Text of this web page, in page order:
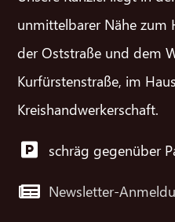
unmittelbarer Nähe zum
der Oststraße und dem
Kurfürstenstraße, im
Kreishandwerkerschaft.
schräg gegenüber
Newsletter-